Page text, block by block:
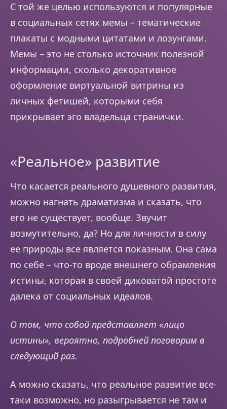
С той же целью используются и популярные
в социальных сетях мемы – тематические
плакаты с модными цитатами и лозунгами.
Мемы – это не столько источник полезной
информации, сколько декоративное
оформление виртуальной витрины из
личных фетишей, которыми себя
прикрывает эго владельца странички.
«Реальное» развитие
Что касается реального душевного развития,
можно нагнать драматизма и сказать, что
его не существует, вообще. Звучит
возмутительно, да? Но для личности в силу
ее природы все является показным. Она сама
по себе – что-то вроде внешнего обрамления
истины, которая в своей диковатой простоте
далека от социальных идеалов.
О том, что собой представляет «лицо
истины», вероятно, подробней поговорим в
следующий раз.
А можно сказать, что реальное развитие все-
таки возможно, но разыгрывается не там и